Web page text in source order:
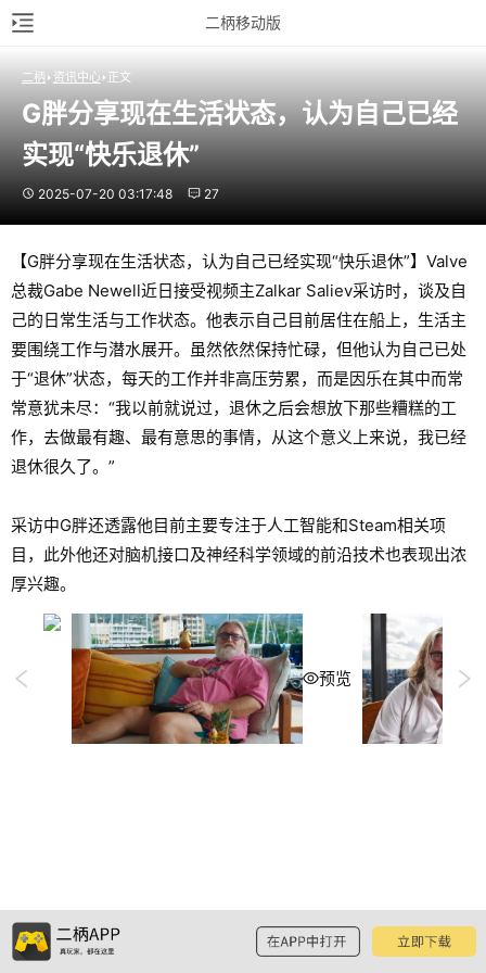
二柄移动版
二柄 资讯中心 正文
G胖分享现在生活状态，认为自己已经
实现“快乐退休”
2025-07-20 03:17:48 27
【G胖分享现在生活状态，认为自己已经实现“快乐退休”】Valve
总裁Gabe Newell近日接受视频主Zalkar Saliev采访时，谈及自
己的日常生活与工作状态。他表示自己目前居住在船上，生活主
要围绕工作与潜水展开。虽然依然保持忙碌，但他认为自己已处
于“退休”状态，每天的工作并非高压劳累，而是因乐在其中而常
常意犹未尽：“我以前就说过，退休之后会想放下那些糟糕的工
作，去做最有趣、最有意思的事情，从这个意义上来说，我已经
退休很久了。”
采访中G胖还透露他目前主要专注于人工智能和Steam相关项
目，此外他还对脑机接口及神经科学领域的前沿技术也表现出浓
厚兴趣。
预览